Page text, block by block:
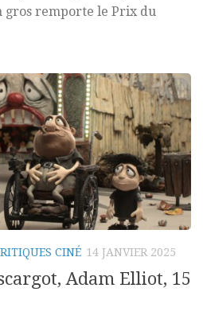
gros remporte le Prix du
CINÉ 14 JANVIER 2025
Adam Elliot, 15